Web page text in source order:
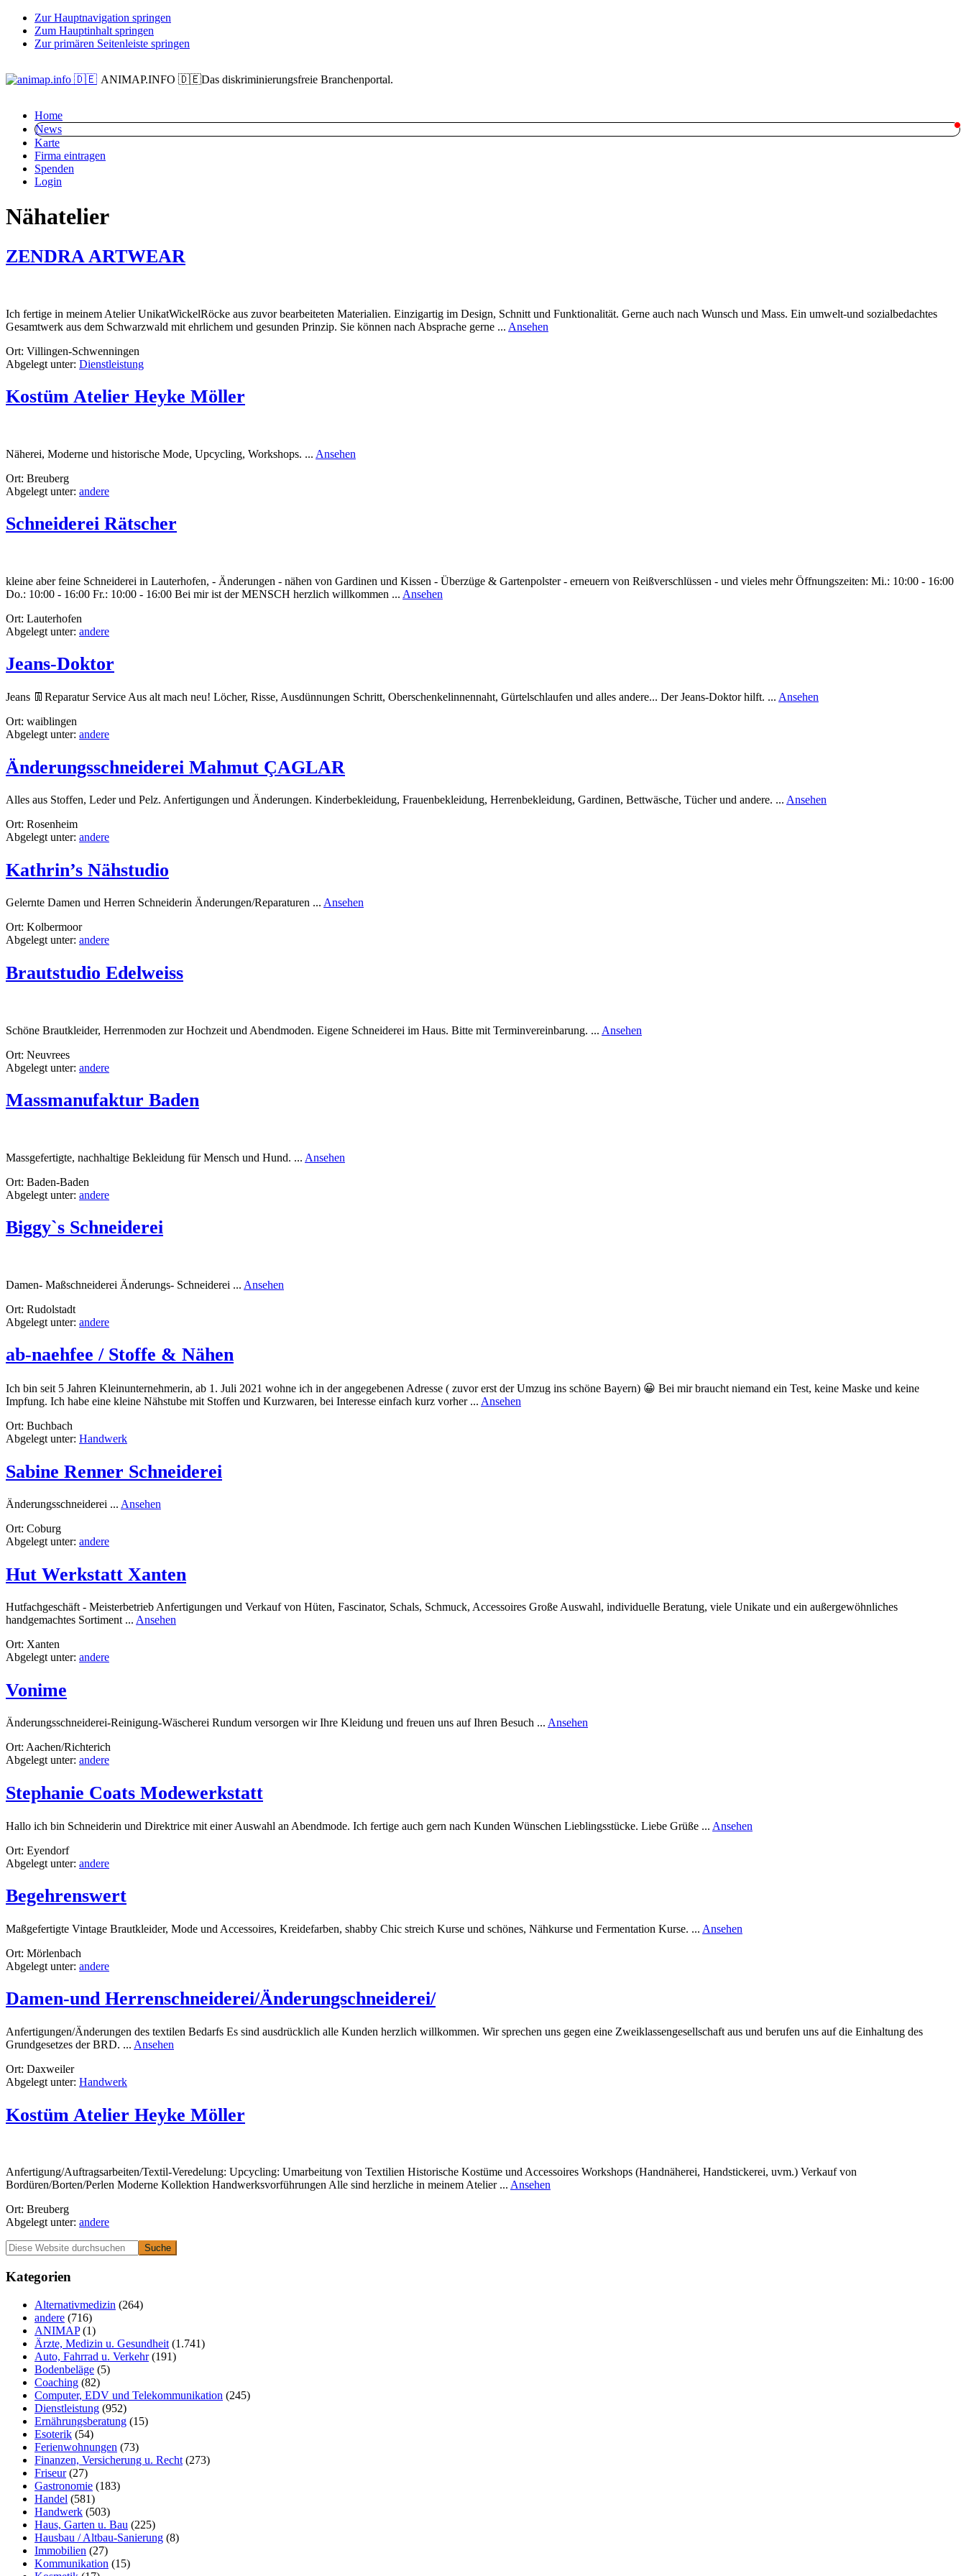
Zur Hauptnavigation springen
Zum Hauptinhalt springen
Zur primären Seitenleiste springen
ANIMAP.INFO 🇩🇪Das diskriminierungsfreie Branchenportal.
Home
News
Karte
Firma eintragen
Spenden
Login
Nähatelier
ZENDRA ARTWEAR
Ich fertige in meinem Atelier UnikatWickelRöcke aus zuvor bearbeiteten Materialien. Einzigartig im Design, Schnitt und Funktionalität. Gerne auch nach Wunsch und Mass. Ein umwelt-und sozialbedachtes
Gesamtwerk aus dem Schwarzwald mit ehrlichem und gesunden Prinzip. Sie können nach Absprache gerne ... Ansehen
Ort: Villingen-Schwenningen
Abgelegt unter: Dienstleistung
Kostüm Atelier Heyke Möller
Näherei, Moderne und historische Mode, Upcycling, Workshops. ... Ansehen
Ort: Breuberg
Abgelegt unter: andere
Schneiderei Rätscher
kleine aber feine Schneiderei in Lauterhofen, - Änderungen - nähen von Gardinen und Kissen - Überzüge & Gartenpolster - erneuern von Reißverschlüssen - und vieles mehr Öffnungszeiten: Mi.: 10:00 - 16:00
Do.: 10:00 - 16:00 Fr.: 10:00 - 16:00 Bei mir ist der MENSCH herzlich willkommen ... Ansehen
Ort: Lauterhofen
Abgelegt unter: andere
Jeans-Doktor
Jeans 👖Reparatur Service Aus alt mach neu! Löcher, Risse, Ausdünnungen Schritt, Oberschenkelinnennaht, Gürtelschlaufen und alles andere... Der Jeans-Doktor hilft. ... Ansehen
Ort: waiblingen
Abgelegt unter: andere
Änderungsschneiderei Mahmut ÇAGLAR
Alles aus Stoffen, Leder und Pelz. Anfertigungen und Änderungen. Kinderbekleidung, Frauenbekleidung, Herrenbekleidung, Gardinen, Bettwäsche, Tücher und andere. ... Ansehen
Ort: Rosenheim
Abgelegt unter: andere
Kathrin’s Nähstudio
Gelernte Damen und Herren Schneiderin Änderungen/Reparaturen ... Ansehen
Ort: Kolbermoor
Abgelegt unter: andere
Brautstudio Edelweiss
Schöne Brautkleider, Herrenmoden zur Hochzeit und Abendmoden. Eigene Schneiderei im Haus. Bitte mit Terminvereinbarung. ... Ansehen
Ort: Neuvrees
Abgelegt unter: andere
Massmanufaktur Baden
Massgefertigte, nachhaltige Bekleidung für Mensch und Hund. ... Ansehen
Ort: Baden-Baden
Abgelegt unter: andere
Biggy`s Schneiderei
Damen- Maßschneiderei Änderungs- Schneiderei ... Ansehen
Ort: Rudolstadt
Abgelegt unter: andere
ab-naehfee / Stoffe & Nähen
Ich bin seit 5 Jahren Kleinunternehmerin, ab 1. Juli 2021 wohne ich in der angegebenen Adresse ( zuvor erst der Umzug ins schöne Bayern) 😀 Bei mir braucht niemand ein Test, keine Maske und keine
Impfung. Ich habe eine kleine Nähstube mit Stoffen und Kurzwaren, bei Interesse einfach kurz vorher ... Ansehen
Ort: Buchbach
Abgelegt unter: Handwerk
Sabine Renner Schneiderei
Änderungsschneiderei ... Ansehen
Ort: Coburg
Abgelegt unter: andere
Hut Werkstatt Xanten
Hutfachgeschäft - Meisterbetrieb Anfertigungen und Verkauf von Hüten, Fascinator, Schals, Schmuck, Accessoires Große Auswahl, individuelle Beratung, viele Unikate und ein außergewöhnliches
handgemachtes Sortiment ... Ansehen
Ort: Xanten
Abgelegt unter: andere
Vonime
Änderungsschneiderei-Reinigung-Wäscherei Rundum versorgen wir Ihre Kleidung und freuen uns auf Ihren Besuch ... Ansehen
Ort: Aachen/Richterich
Abgelegt unter: andere
Stephanie Coats Modewerkstatt
Hallo ich bin Schneiderin und Direktrice mit einer Auswahl an Abendmode. Ich fertige auch gern nach Kunden Wünschen Lieblingsstücke. Liebe Grüße ... Ansehen
Ort: Eyendorf
Abgelegt unter: andere
Begehrenswert
Maßgefertigte Vintage Brautkleider, Mode und Accessoires, Kreidefarben, shabby Chic streich Kurse und schönes, Nähkurse und Fermentation Kurse. ... Ansehen
Ort: Mörlenbach
Abgelegt unter: andere
Damen-und Herrenschneiderei/Änderungschneiderei/
Anfertigungen/Änderungen des textilen Bedarfs Es sind ausdrücklich alle Kunden herzlich willkommen. Wir sprechen uns gegen eine Zweiklassengesellschaft aus und berufen uns auf die Einhaltung des
Grundgesetzes der BRD. ... Ansehen
Ort: Daxweiler
Abgelegt unter: Handwerk
Kostüm Atelier Heyke Möller
Anfertigung/Auftragsarbeiten/Textil-Veredelung: Upcycling: Umarbeitung von Textilien Historische Kostüme und Accessoires Workshops (Handnäherei, Handstickerei, uvm.) Verkauf von
Bordüren/Borten/Perlen Moderne Kollektion Handwerksvorführungen Alle sind herzliche in meinem Atelier ... Ansehen
Ort: Breuberg
Abgelegt unter: andere
Primäre
Seitenleiste
Diese
Website
durchsuchen
Kategorien
Alternativmedizin (264)
andere (716)
ANIMAP(1)
Ärzte, Medizin u. Gesundheit (1.741)
Auto, Fahrrad u. Verkehr(191)
Bodenbeläge (5)
Coaching (82)
Computer, EDV und Telekommunikation (245)
Dienstleistung (952)
Ernährungsberatung (15)
Esoterik (54)
Ferienwohnungen (73)
Finanzen, Versicherung u. Recht (273)
Friseur(27)
Gastronomie (183)
Handel (581)
Handwerk (503)
Haus, Garten u. Bau (225)
Hausbau / Altbau-Sanierung (8)
Immobilien (27)
Kommunikation (15)